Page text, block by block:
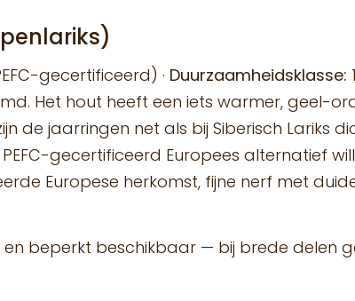
gecertificeerd) · Duurzaamheidsklasse:
Het hout heeft een iets warmer, geel-
de jaarringen net als bij Siberisch Lariks
gecertificeerd Europees alternatief
Europese herkomst, fijne nerf met
en beperkt beschikbaar — bij brede delen